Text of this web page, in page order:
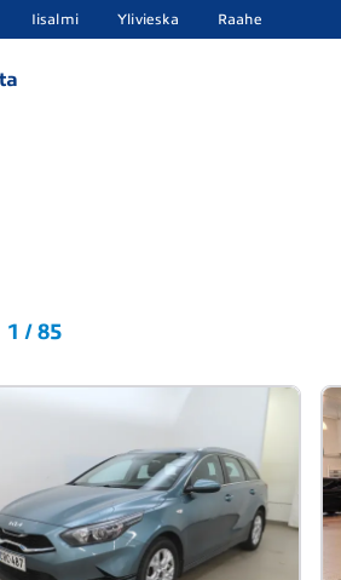
Iisalmi Ylivieska Raahe
1 / 85